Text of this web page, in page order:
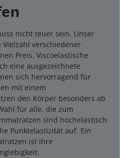
nicht teuer sein. Unser
Vielzahl verschiedener
Preis. Viscoelastische
eine ausgezeichnete
sich hervorragend für
mit einem
den Körper besonders ab
für alle, die zum
sind hochelastisch
Punktelastizität auf. Ein
ist ihre